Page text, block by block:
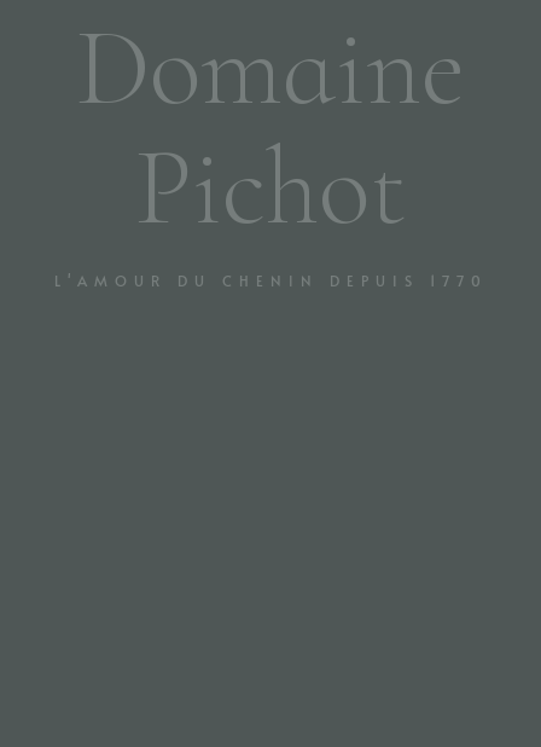
Domaine
Pichot
L'AMOUR DU CHENIN DEPUIS 1770